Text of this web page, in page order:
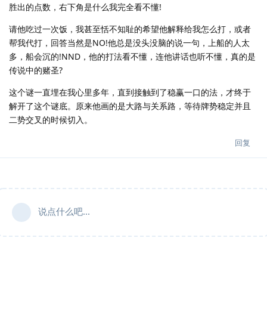
胜出的点数，右下角是什么我完全看不懂!
请他吃过一次饭，我甚至恬不知耻的希望他解释给我怎么打，或者
帮我代打，回答当然是NO!他总是没头没脑的说一句，上船的人太
多，船会沉的!NND，他的打法看不懂，连他讲话也听不懂，真的是
传说中的赌圣?
这个谜一直埋在我心里多年，直到接触到了稳赢一口的法，才终于
解开了这个谜底。原来他画的是大路与关系路，等待牌势稳定并且
二势交叉的时候切入。
回复
说点什么吧...